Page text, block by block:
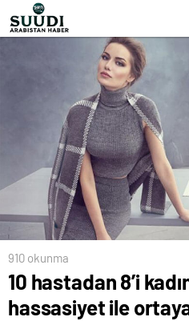
910 okunma
10 hastadan 8’i
hassasiyet ile